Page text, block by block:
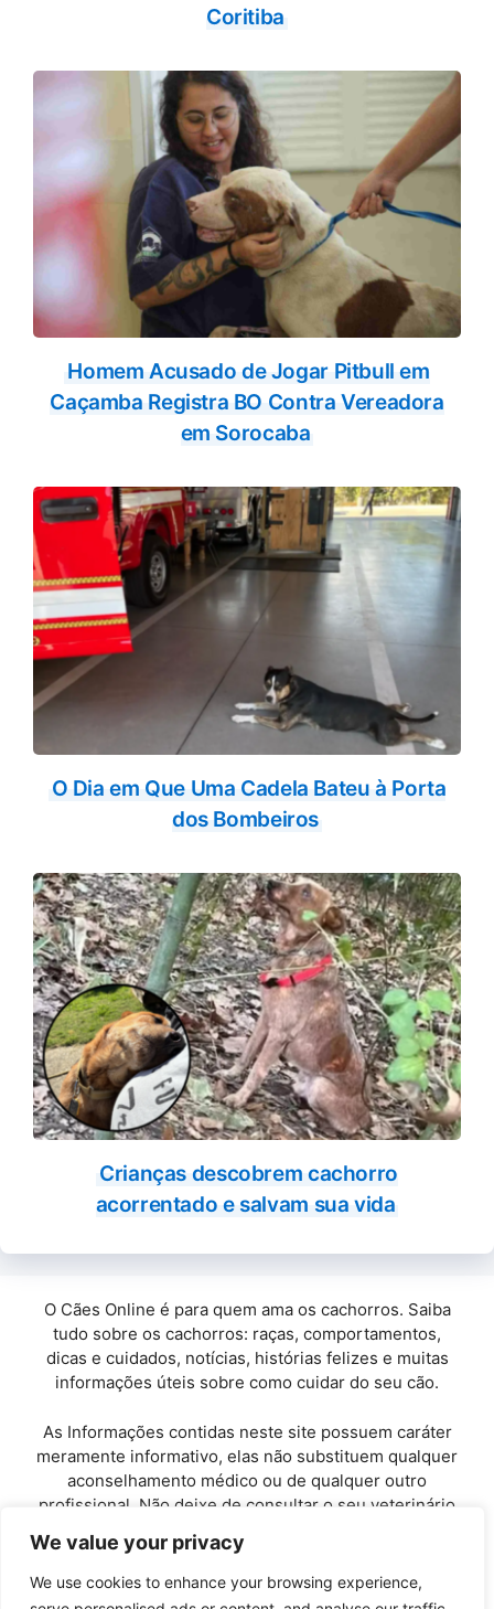
We value your privacy
We use cookies to enhance your browsing experience,
Coritiba
Homem Acusado de Jogar Pitbull em
Caçamba Registra BO Contra Vereadora
em Sorocaba
O Dia em Que Uma Cadela Bateu à Porta
dos Bombeiros
Crianças descobrem cachorro
acorrentado e salvam sua vida
O Cães Online é para quem ama os cachorros. Saiba
tudo sobre os cachorros: raças, comportamentos,
dicas e cuidados, notícias, histórias felizes e muitas
informações úteis sobre como cuidar do seu cão.
As Informações contidas neste site possuem caráter
meramente informativo, elas não substituem qualquer
aconselhamento médico ou de qualquer outro
profissional. Não deixe de consultar o seu veterinário
Copyright© 2010 / 2026 · Cães Online - Todos os
direitos reservados.